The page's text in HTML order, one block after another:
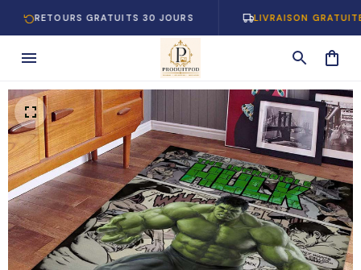
RETOURS GRATUITS 30 JOURS LIVRAISON GRATUITE EN